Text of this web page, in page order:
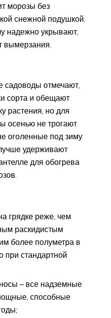
морозы без
снежной подушкой.
надежно укрывают,
вымерзания.
садоводы отмечают,
сорта и обещают
растения, но для
осенью не трогают
оголенные под зиму
удерживают
для обогрева
грядке реже, чем
раскидистым
более полуметра в
при стандартной
– все надземные
способные